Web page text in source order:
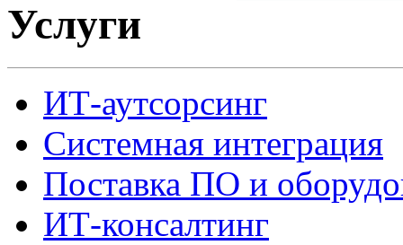
Услуги
ИТ-аутсорсинг
Системная интеграция
Поставка ПО и
ИТ-консалтинг